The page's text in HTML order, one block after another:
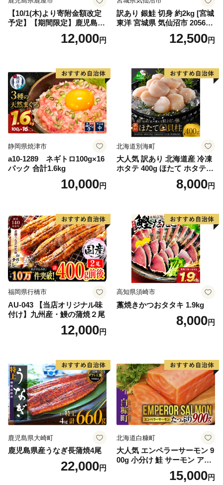
【10/1(木)より寄附金額改定
予定】【期間限定】鹿児島県
大隅産うなぎ蒲焼4尾（400
g） KN007-02312,000円
訳あり 銀鮭 切身 約2kg [宮城
東洋 宮城県 気仙沼市 205649
91] 鮭 魚介類 海鮮 訳アリ 規
格外 不揃い さけ サケ 鮭切身
切り身 魚 わけあり
12,500円
静岡県焼津市
a10-1289 ネギトロ100g×16
パック 合計1.6kg
10,000円
北海道別海町
大人気 訳あり 北海道産 冷凍
ホタテ 400g ほたて ホタテ
8,000円
福岡県行橋市
AU-043 【当店オリジナル味
付け】九州産・鰻の蒲焼２尾
12,000円
高知県須崎市
藁焼きかつおタタキ 1.9kg
8,000円
鹿児島県大崎町
鹿児島県産うなぎ長蒲焼4尾
22,000円
北海道白糠町
大人気 エンペラーサーモン 9
00g 小分け 鮭 サーモン アト
ランティックサーモン 水産
庁長官賞 受賞 さけ シャケ し
15,000円